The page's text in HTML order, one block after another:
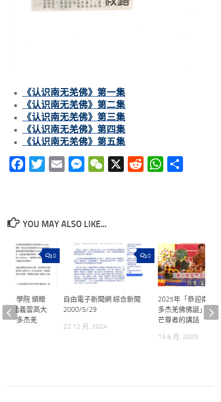
《认识南无羌佛》第一集
《认识南无羌佛》第二集
《认识南无羌佛》第三集
《认识南无羌佛》第四集
《认识南无羌佛》第五集
Facebook
Twitter
EmailMessenger
WeChat
X Reddit
YOU MAY ALSO LIKE...
0
自由電子新聞網 綜合新聞
2000/5/29
22 12 月, 2024
2025年「恭迎南無
多杰羌佛佛誕」法
芒尊者的講話
13 6 月, 2025
0
藝術學院 頒贈
銜給義雲高大
三世多杰羌